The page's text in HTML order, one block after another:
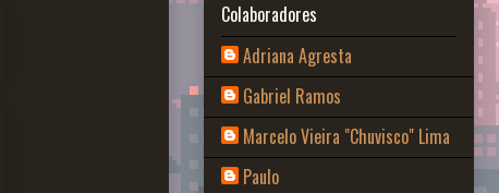
Colaboradores
Adriana Agresta
Gabriel Ramos
Marcelo Vieira "Chuvisco" Lima
Paulo